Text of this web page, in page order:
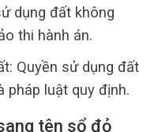
dụng đất không
thi hành án.
Quyền sử dụng đất
pháp luật quy định.
tên sổ đỏ